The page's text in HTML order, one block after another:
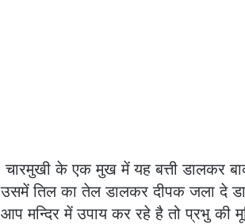
चारमुखी के एक मुख में यह बत्ती डालकर
उसमें तिल का तेल डालकर दीपक जला दे
आप मन्दिर में उपाय कर रहे है तो प्रभु की